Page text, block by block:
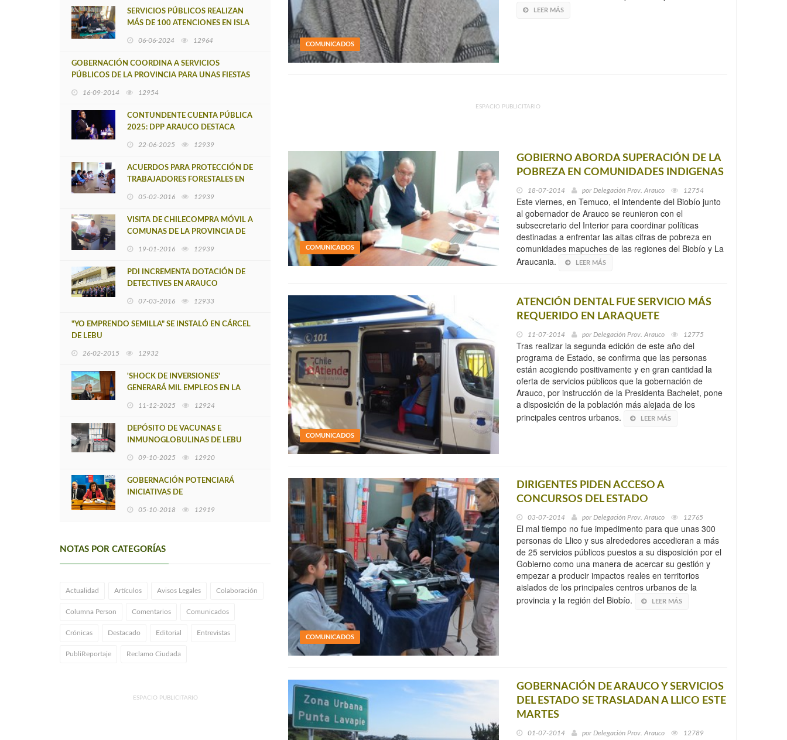
SERVICIOS PÚBLICOS REALIZAN
MÁS DE 100 ATENCIONES EN ISLA
06-06-2024 12964
GOBERNACIÓN COORDINA A SERVICIOS
PÚBLICOS DE LA PROVINCIA PARA UNAS FIESTAS
16-09-2014 12954
CONTUNDENTE CUENTA PÚBLICA
2025: DPP ARAUCO DESTACA
22-06-2025 12939
ACUERDOS PARA PROTECCIÓN DE
TRABAJADORES FORESTALES EN
05-02-2016 12939
VISITA DE CHILECOMPRA MÓVIL A
COMUNAS DE LA PROVINCIA DE
19-01-2016 12939
PDI INCREMENTA DOTACIÓN DE
DETECTIVES EN ARAUCO
07-03-2016 12933
"YO EMPRENDO SEMILLA" SE INSTALÓ EN CÁRCEL
DE LEBU
26-02-2015 12932
'SHOCK DE INVERSIONES'
GENERARÁ MIL EMPLEOS EN LA
11-12-2025 12924
DEPÓSITO DE VACUNAS E
INMUNOGLOBULINAS DE LEBU
LA PROVINCIA DE
09-10-2025 12920
GOBERNACIÓN POTENCIARÁ
INICIATIVAS DE
05-10-2018 12919
NOTAS POR CATEGORÍAS
Actualidad Artículos Avisos Legales Colaboración
Columna Person Comentarios Comunicados
Crónicas Destacado Editorial Entrevistas
PubliReportaje Reclamo Ciudada
ESPACIO PUBLICITARIO
COMUNICADOS
LEER MÁS
ESPACIO PUBLICITARIO
COMUNICADOS
GOBIERNO ABORDA SUPERACIÓN DE LA
POBREZA EN COMUNIDADES INDIGENAS
18-07-2014 por Delegación Prov. Arauco 12754
Este viernes, en Temuco, el intendente del Biobío junto
al gobernador de Arauco se reunieron con el
subsecretario del Interior para coordinar políticas
destinadas a enfrentar las altas cifras de pobreza en
comunidades mapuches de las regiones del Biobío y La
Araucania.
LEER MÁS
COMUNICADOS
ATENCIÓN DENTAL FUE SERVICIO MÁS
REQUERIDO EN LARAQUETE
11-07-2014 por Delegación Prov. Arauco 12775
Tras realizar la segunda edición de este año del
programa de Estado, se confirma que las personas
están acogiendo positivamente y en gran cantidad la
oferta de servicios públicos que la gobernación de
Arauco, por instrucción de la Presidenta Bachelet, pone
a disposición de la población más alejada de los
principales centros urbanos.
LEER MÁS
COMUNICADOS
DIRIGENTES PIDEN ACCESO A
CONCURSOS DEL ESTADO
03-07-2014 por Delegación Prov. Arauco 12765
El mal tiempo no fue impedimento para que unas 300
personas de Llico y sus alrededores accedieran a más
de 25 servicios públicos puestos a su disposición por el
Gobierno como una manera de acercar su gestión y
empezar a producir impactos reales en territorios
aislados de los principales centros urbanos de la
provincia y la región del Biobío.
LEER MÁS
GOBERNACIÓN DE ARAUCO Y SERVICIOS
DEL ESTADO SE TRASLADAN A LLICO ESTE
MARTES
01-07-2014 por Delegación Prov. Arauco 12789